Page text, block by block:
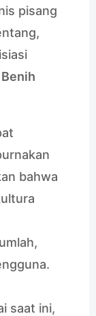
pisang
bahwa
saat ini,